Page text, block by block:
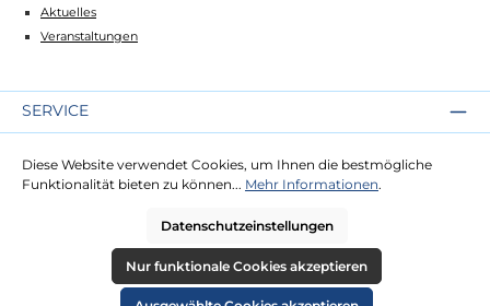
Aktuelles
Veranstaltungen
SERVICE
Lieferung
Zahlung
RECHTLICHES
Diese Website verwendet Cookies, um Ihnen die bestmögliche
Funktionalität bieten zu können... Mehr Informationen.
Datenschutzeinstellungen
Nur funktionale Cookies akzeptieren